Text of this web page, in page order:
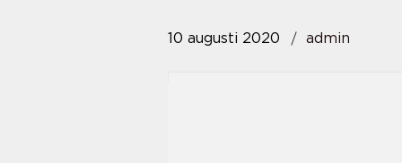
10 augusti 2020 admin